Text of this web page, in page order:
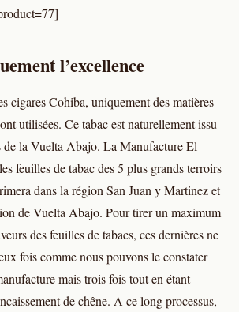
l’excellence
cigares Cohiba, uniquement des matières
utilisées. Ce tabac est naturellement issu
de la Vuelta Abajo. La Manufacture El
feuilles de tabac des 5 plus grands terroirs
dans la région San Juan y Martinez et
de Vuelta Abajo. Pour tirer un maximum
des feuilles de tabacs, ces dernières ne
fois comme nous pouvons le constater
mais trois fois tout en étant
de chêne. A ce long processus,